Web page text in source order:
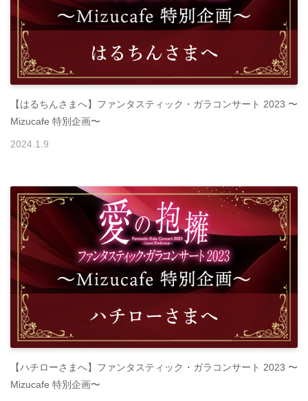
【はるちんさまへ】ファンタスティック・ガラコンサート 2023 〜
Mizucafe 特別企画〜
2024 1 9
【ハチローさまへ】ファンタスティック・ガラコンサート 2023 〜
Mizucafe 特別企画〜